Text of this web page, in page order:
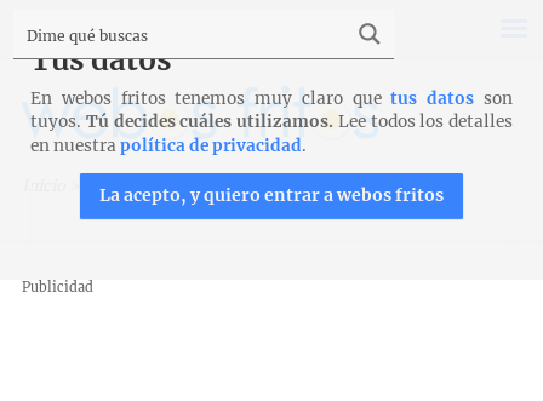
Recetas Bollería > Galette au sucre
Publicidad
Tus datos
En webos fritos tenemos muy claro quetus datos son
tuyos. Tú decides cuáles utilizamos. Lee todos los detalles
en nuestrapolítica de privacidad.
La acepto, y quiero entrar a webos fritos